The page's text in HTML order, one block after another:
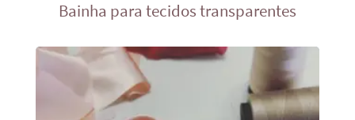
Bainha para tecidos transparentes